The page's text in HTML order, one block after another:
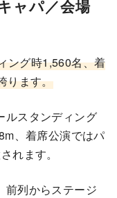
ャパ／会場
ング時1,560名、着
ります。
ルスタンディング
、着席公演ではパ
れます。
前列からステージ